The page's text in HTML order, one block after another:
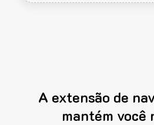
A extensão de
mantém você